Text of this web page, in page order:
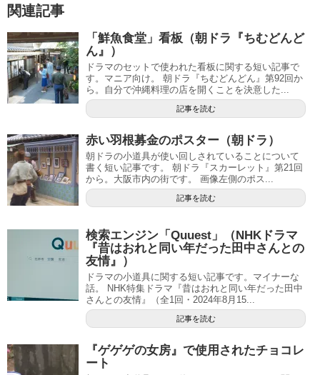
関連記事
「鮮魚食堂」看板（朝ドラ『ちむどんど
ん』）
ドラマのセットで使われた看板に関する短い記事で
す。マニア向け。 朝ドラ『ちむどんどん』第92回か
ら。自分で沖縄料理の店を開くことを決意した...
記事を読む
赤い羽根募金のポスター（朝ドラ）
朝ドラの小道具が使い回しされていることについて
書く短い記事です。 朝ドラ『スカーレット』第21回
から。大阪市内の街です。 画像左側のポス...
記事を読む
検索エンジン「Quuest」（NHKドラマ
『昔はおれと同い年だった田中さんとの
友情』）
ドラマの小道具に関する短い記事です。マイナーな
話。 NHK特集ドラマ『昔はおれと同い年だった田中
さんとの友情』（全1回・2024年8月15...
記事を読む
『ゲゲゲの女房』で使用されたチョコレ
ート